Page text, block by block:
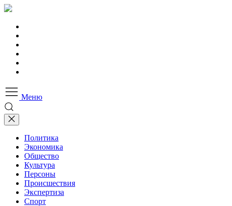
Меню
Политика
Экономика
Общество
Культура
Персоны
Происшествия
Экспертиза
Спорт